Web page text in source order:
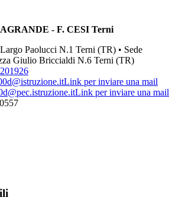
- F. CESI Terni
Paolucci N.1 Terni (TR) • Sede
Giulio Briccialdi N.6 Terni (TR)
Link per inviare una mail
Link per inviare una mail